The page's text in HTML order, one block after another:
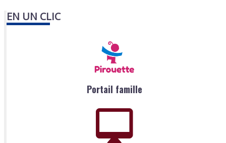
EN UN CLIC
Portail famille